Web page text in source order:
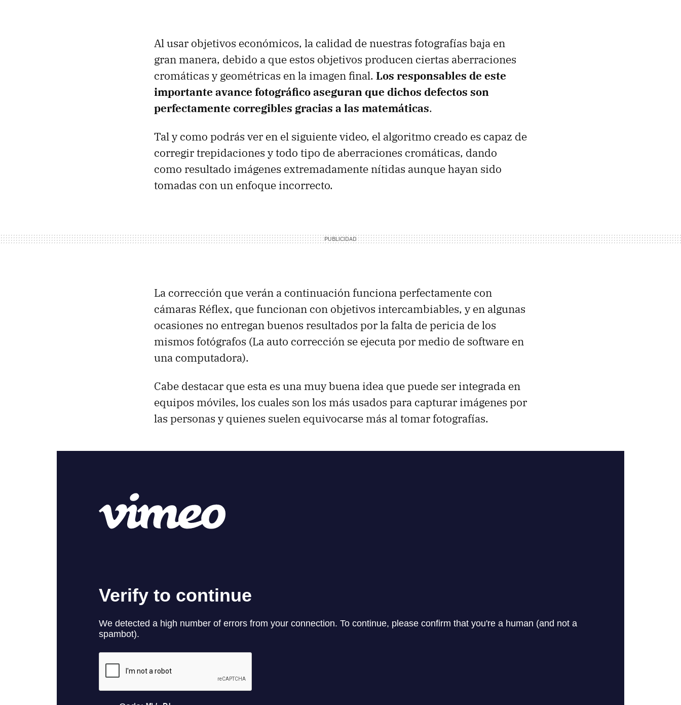
Al usar objetivos económicos, la calidad de nuestras fotografías baja en
gran manera, debido a que estos objetivos producen ciertas aberraciones
cromáticas y geométricas en la imagen final. Los responsables de este
importante avance fotográfico aseguran que dichos defectos son
perfectamente corregibles gracias a las matemáticas.
Tal y como podrás ver en el siguiente video, el algoritmo creado es capaz de
corregir trepidaciones y todo tipo de aberraciones cromáticas, dando
como resultado imágenes extremadamente nítidas aunque hayan sido
tomadas con un enfoque incorrecto.
La corrección que verán a continuación funciona perfectamente con
cámaras Réflex, que funcionan con objetivos intercambiables, y en algunas
ocasiones no entregan buenos resultados por la falta de pericia de los
mismos fotógrafos (La auto corrección se ejecuta por medio de software en
una computadora).
Cabe destacar que esta es una muy buena idea que puede ser integrada en
equipos móviles, los cuales son los más usados para capturar imágenes por
las personas y quienes suelen equivocarse más al tomar fotografías.